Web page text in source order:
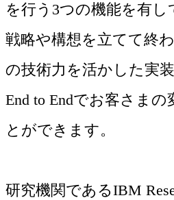
を行う3つの機能を有し
戦略や構想を立てて終
の技術力を活かした実
End to Endでお客さまの
とができます。
研究機関であるIBM